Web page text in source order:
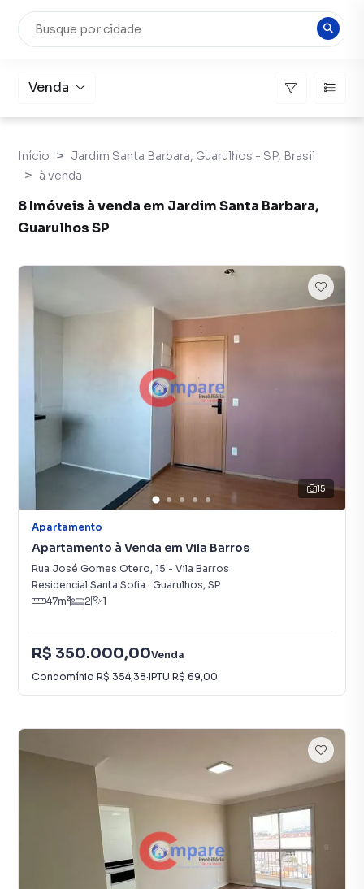
Venda
Início
Jardim Santa Barbara, Guarulhos - SP, Brasil
à venda
8 Imóveis à venda em Jardim Santa Barbara,
Guarulhos SP
15
Apartamento
Apartamento à Venda em Vila Barros
Rua José Gomes Otero, 15 - Vila Barros
Residencial Santa Sofia · Guarulhos, SP
47m² 2 1
R$ 350.000,00Venda
Condomínio R$ 354,38·IPTU R$ 69,00